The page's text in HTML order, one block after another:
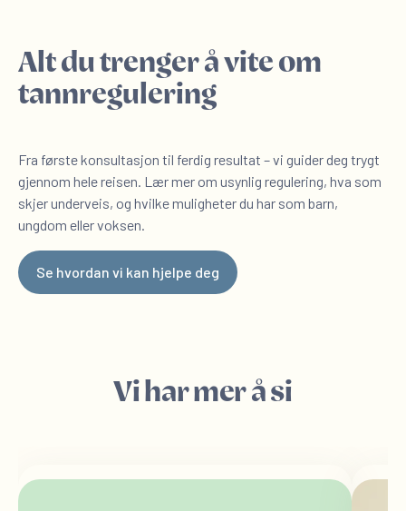
Alt du trenger å vite om
tannregulering
Fra første konsultasjon til ferdig resultat – vi guider deg trygt
gjennom hele reisen. Lær mer om usynlig regulering, hva som
skjer underveis, og hvilke muligheter du har som barn,
ungdom eller voksen.
Se hvordan vi kan hjelpe deg
Vi har mer å si